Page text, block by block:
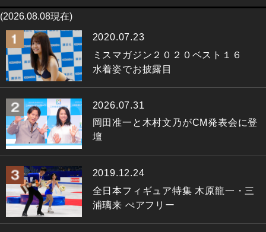
(2026.08.08現在)
2020.07.23
ミスマガジン２０２０ベスト１６
水着姿でお披露目
2026.07.31
岡田准一と木村文乃がCM発表会に登
壇
2019.12.24
全日本フィギュア特集 木原龍一・三
浦璃来 ぺアフリー